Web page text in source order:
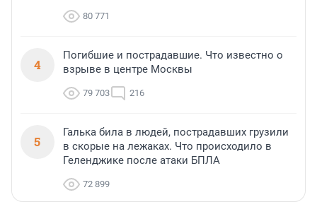
80 771
4
Погибшие и пострадавшие. Что известно о
взрыве в центре Москвы
79 703 216
5
Галька била в людей, пострадавших грузили
в скорые на лежаках. Что происходило в
Геленджике после атаки БПЛА
72 899